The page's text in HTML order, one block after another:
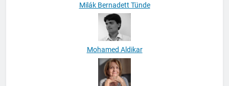
Milák Bernadett Tünde
Mohamed Aldikar